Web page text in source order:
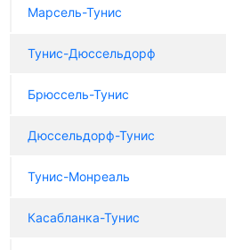
Марсель-Тунис
Тунис-Дюссельдорф
Брюссель-Тунис
Дюссельдорф-Тунис
Тунис-Монреаль
Касабланка-Тунис